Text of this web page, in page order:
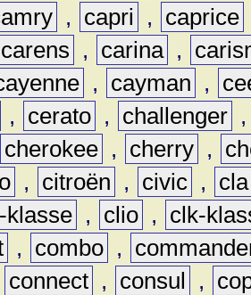
, capri , caprice
carens , carina ,
, cayman ,
, cerato , challenger
cherokee , cherry ,
, citroën , civic ,
cla
klasse , clio ,
clk-
, combo ,
connect , consul ,